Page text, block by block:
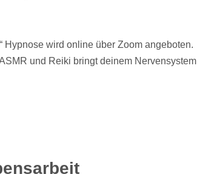
Hypnose wird online über Zoom angeboten.
und Reiki bringt deinem Nervensystem